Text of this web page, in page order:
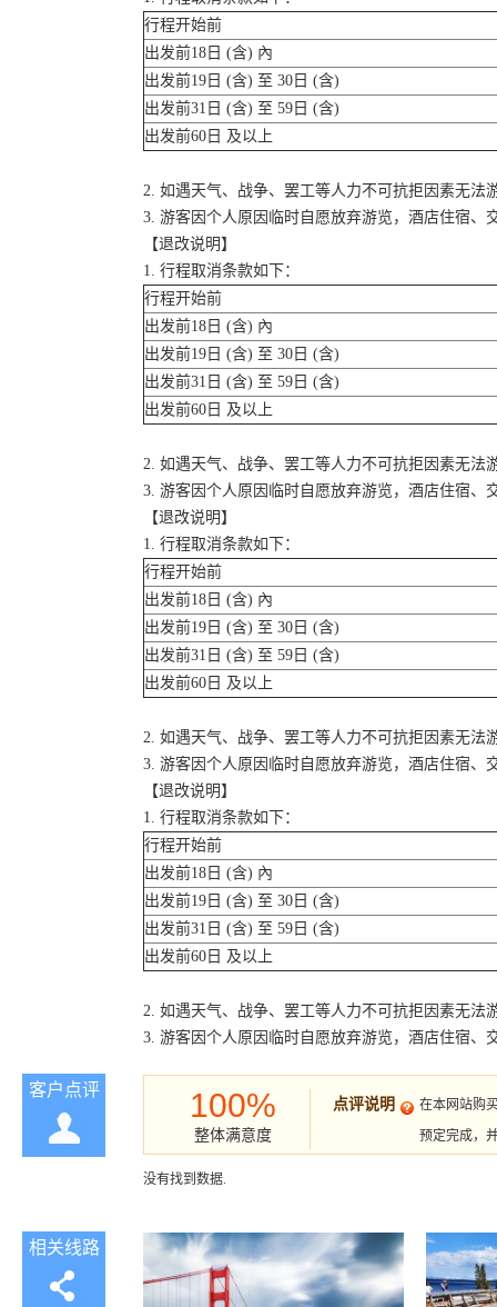
行程开始前
出发前18日 (含) 內
出发前19日 (含) 至 30日 (含)
出发前31日 (含) 至 59日 (含)
出发前60日 及以上
2. 如遇天气、战争、罢工等人力不可抗拒因素无
3. 游客因个人原因临时自愿放弃游览，酒店住宿、
【退改说明】
1. 行程取消条款如下：
行程开始前
出发前18日 (含) 內
出发前19日 (含) 至 30日 (含)
出发前31日 (含) 至 59日 (含)
出发前60日 及以上
2. 如遇天气、战争、罢工等人力不可抗拒因素无
3. 游客因个人原因临时自愿放弃游览，酒店住宿、
【退改说明】
1. 行程取消条款如下：
行程开始前
出发前18日 (含) 內
出发前19日 (含) 至 30日 (含)
出发前31日 (含) 至 59日 (含)
出发前60日 及以上
2. 如遇天气、战争、罢工等人力不可抗拒因素无
3. 游客因个人原因临时自愿放弃游览，酒店住宿、
【退改说明】
1. 行程取消条款如下：
行程开始前
出发前18日 (含) 內
出发前19日 (含) 至 30日 (含)
出发前31日 (含) 至 59日 (含)
出发前60日 及以上
2. 如遇天气、战争、罢工等人力不可抗拒因素无
3. 游客因个人原因临时自愿放弃游览，酒店住宿、
客户点评 100%
整体满意度
点评说明
在本网站购
预定完成，
没有找到数据.
相关线路